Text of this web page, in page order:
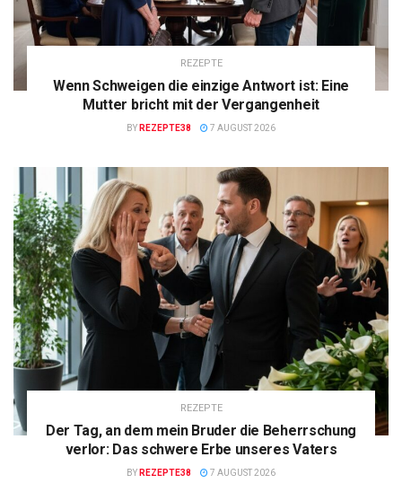
REZEPTE
Wenn Schweigen die einzige Antwort ist: Eine
Mutter bricht mit der Vergangenheit
BY REZEPTE38 7 AUGUST 2026
REZEPTE
Der Tag, an dem mein Bruder die Beherrschung
verlor: Das schwere Erbe unseres Vaters
BY REZEPTE38 7 AUGUST 2026